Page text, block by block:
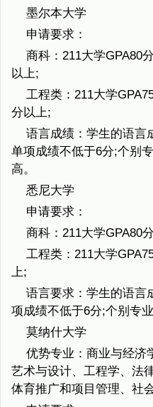
墨尔本大学
申请要求：
商科：211大学GPA80
以上;
工程类：211大学
分以上;
语言成绩：学生的语言
单项成绩不低于6分;个别
高。
悉尼大学
申请要求：
商科：211大学GPA80
工程类：211大学
上;
语言要求：学生的语言
项成绩不低于6分;个别专
莫纳什大学
优势专业：商业与经济
艺术与设计、工程学、法
体育推广和项目管理、社